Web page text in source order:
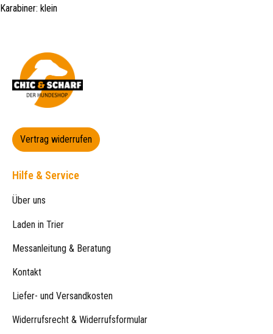
Karabiner: klein
Vertrag widerrufen
Hilfe & Service
Über uns
Laden in Trier
Messanleitung & Beratung
Kontakt
Liefer- und Versandkosten
Widerrufsrecht & Widerrufsformular